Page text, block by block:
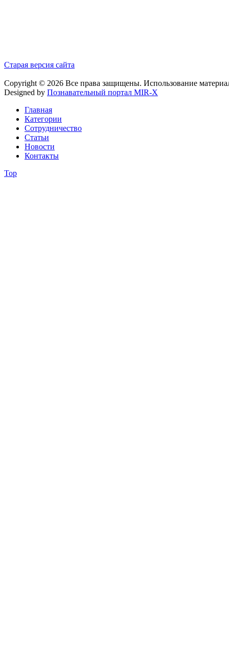
Старая версия сайта
Copyright © 2026 Все права защищены. Использование
Designed by Познавательный портал MIR-X
Главная
Категории
Сотрудничество
Статьи
Новости
Контакты
Top